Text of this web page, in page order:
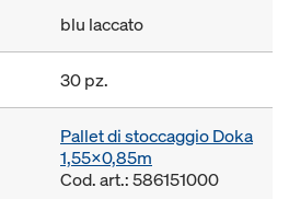
blu laccato
30 pz.
Pallet di stoccaggio Doka
1,55x0,85m
Cod. art.: 586151000